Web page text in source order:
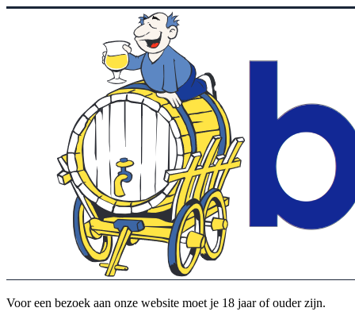
Voor een bezoek aan onze website moet je 18 jaar of ouder zijn.